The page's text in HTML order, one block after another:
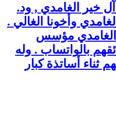
آل خير الغامدي , ود.
وأخونا الغالي .
الغامدي مؤسس
بالواتساب . وله
ثناء أساتذة كبار